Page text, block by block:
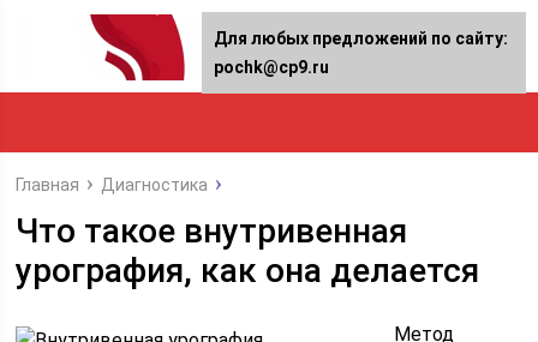
Главная Диагностика
Что такое внутривенная
урография, как она делается
Метод
Для любых предложений по сайту:
pochk@cp9.ru